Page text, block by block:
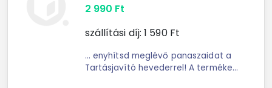
2 990 Ft
szállítási díj: 1 590Ft
... enyhítsd meglévő panaszaidat a
Tartásjavító hevederrel! A terméket